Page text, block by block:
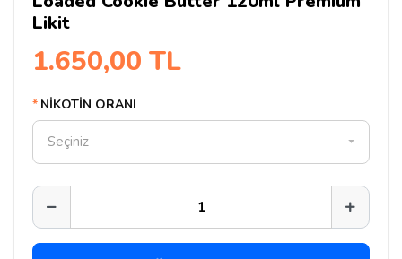
Likit
1.650,00 TL
NİKOTİN ORANI
Seçiniz